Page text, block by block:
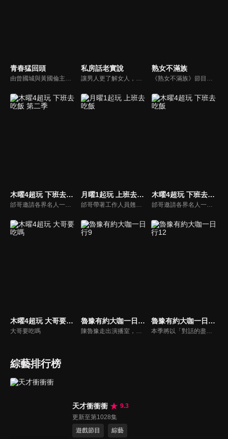
青春猛回頭
由曾國城與黃國倫主持，節目中邀請20位20歲以下青少年組成青春團，另一邊則為年紀相較成熟的藝人來賓為不老團，每集分別就一件青少年必定遇見的事件討論，看兩個不同年代的人們，所擁有的不同看法與立場。帶領讓觀眾一起回到那些年的青春歲月！
私房話老實說
讓男人更了解女人，女人更了解自己 ，揭密女性私房話，讓療癒專家教你更愛自己！由于美人和納豆攜手主持，更多你想知道的女性私密話題都在《私房話老實說》。
熟女不滿族
《熟女不滿族》節目主題均有關25-49歲的未婚女性，這些熟女們漂亮卻擔心嫁不出去，獨立卻希望有人疼，最怕寂寞，只能用工作填滿時間，她們是最矛盾最不滿足的一群人。
木曜4超玩 下班去吃飯 第二季
邰哥邀請各界名人一起吃飯聊天，與觀眾分享他們的故事。
月曜1起玩 上班去吃飯
邰哥帶著工作人員翹班吃飯去，看看他們享用了哪些美食吧！
木曜4超玩 下班去吃飯
邰哥邀請各界名人一起吃飯聊天，與觀眾分享他們的故事。
木曜4超玩 大哥要吃嗎
大哥要吃嗎
魯豫有約大咖一日行9
陳魯豫走出演播室，用一整天的時間， 探訪嘉賓的日常生活，展現大咖們最真實的生活狀態。全程探訪不同領域的頂級明星大咖，帶觀眾來到名人大咖們的身邊，展示他們不為人知的生活背面。
魯豫有約大咖一日行12
本季將以「對話的盡頭是更大的生活」為全新主題，開放多元的深度對話，來打破傳統訪談的束縛，透過鏡頭背後獨特的生活視角，為觀眾呈現更為真實、豐富的人生百態。
綜藝排行榜
天才衝衝衝
9.3
更新至第1028集
遊戲節目
綜藝